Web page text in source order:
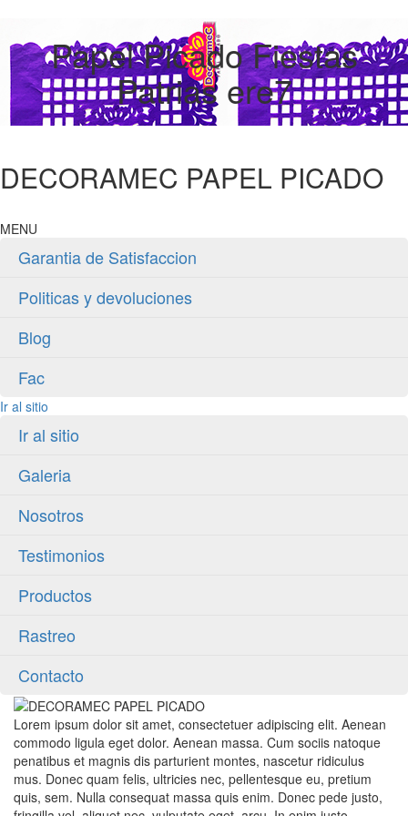
Papel Picado Fiestas
Patrias ere7
DECORAMEC PAPEL PICADO
MENU
Garantia de Satisfaccion
Politicas y devoluciones
Blog
Fac
Ir al sitio
Ir al sitio
Galeria
Nosotros
Testimonios
Productos
Rastreo
Contacto
Lorem ipsum dolor sit amet, consectetuer adipiscing elit. Aenean
commodo ligula eget dolor. Aenean massa. Cum sociis natoque
penatibus et magnis dis parturient montes, nascetur ridiculus
mus. Donec quam felis, ultricies nec, pellentesque eu, pretium
quis, sem. Nulla consequat massa quis enim. Donec pede justo,